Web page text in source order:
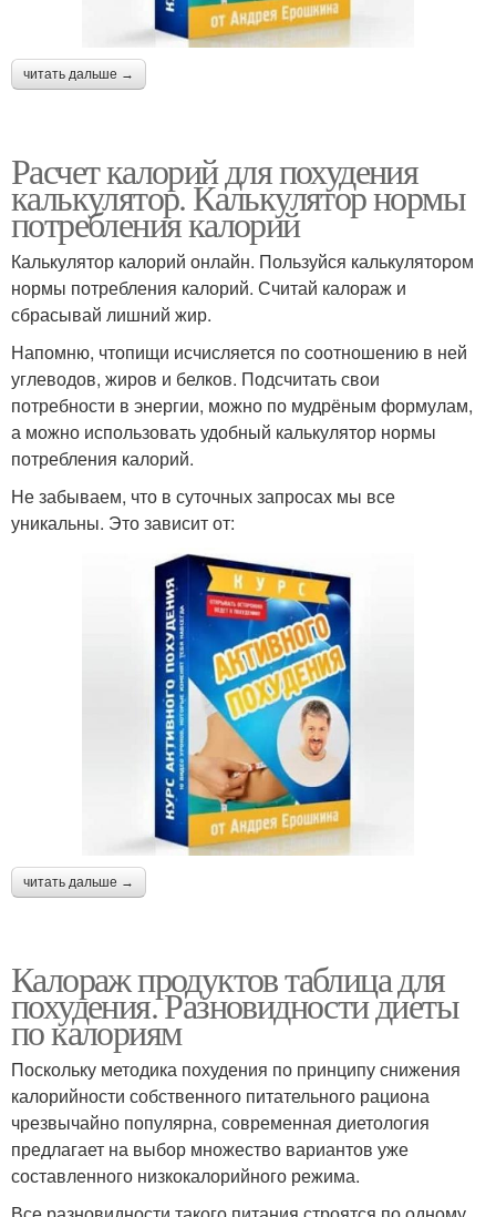
читать дальше →
Расчет калорий для похудения
калькулятор. Калькулятор нормы
потребления калорий
Калькулятор калорий онлайн. Пользуйся калькулятором
нормы потребления калорий. Считай калораж и
сбрасывай лишний жир.
Напомню, чтопищи исчисляется по соотношению в ней
углеводов, жиров и белков. Подсчитать свои
потребности в энергии, можно по мудрёным формулам,
а можно использовать удобный калькулятор нормы
потребления калорий.
Не забываем, что в суточных запросах мы все
уникальны. Это зависит от:
читать дальше →
Калораж продуктов таблица для
похудения. Разновидности диеты
по калориям
Поскольку методика похудения по принципу снижения
калорийности собственного питательного рациона
чрезвычайно популярна, современная диетология
предлагает на выбор множество вариантов уже
составленного низкокалорийного режима.